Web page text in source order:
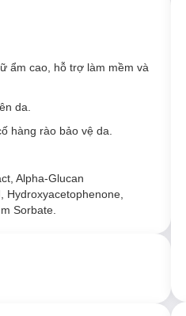
nhạy cảm.
ẩm cao, hỗ trợ làm mềm và
da.
hàng rào bảo vệ da.
Alpha-Glucan
Hydroxyacetophenone,
Sorbate.